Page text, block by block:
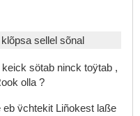
sellel sõnal
keick sötab ninck toÿtab ,
olla ?
eb v̈chtekit Liñokest laße